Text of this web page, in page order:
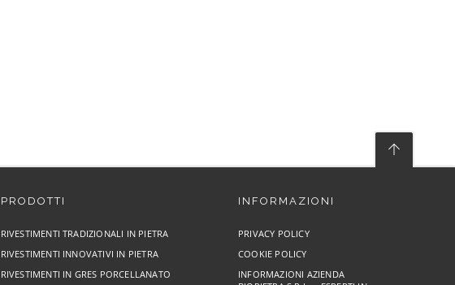
PRODOTTI
RIVESTIMENTI TRADIZIONALI IN PIETRA
RIVESTIMENTI INNOVATIVI IN PIETRA
RIVESTIMENTI IN GRES PORCELLANATO
INFORMAZIONI
PRIVACY POLICY
COOKIE POLICY
INFORMAZIONI AZIENDA